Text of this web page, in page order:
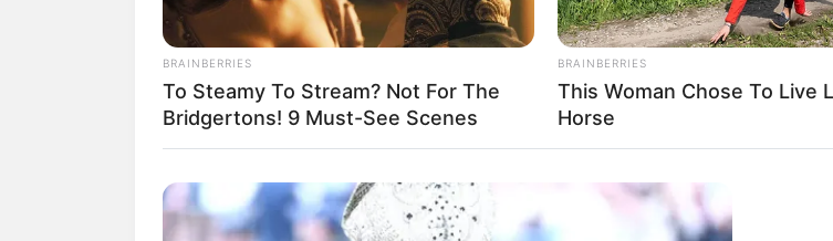
Auf einigen Seiten dieses Projektes sind Affiliate-Angebote
eine Unterstützung, ohne dass sich dadurch der Preis ändert.
BRAINBERRIES
To Steamy To Stream? Not For The
Bridgertons! 9 Must-See Scenes
BRAINBERRIES
This Woman Chose To Live
Horse